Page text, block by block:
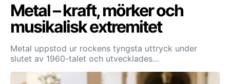
Metal – kraft, mörker och
musikalisk extremitet
Metal uppstod ur rockens tyngsta uttryck under
slutet av 1960-talet och utvecklades…